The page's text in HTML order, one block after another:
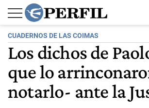
CUADERNOS DE LAS COIMAS
Los dichos de
que lo
notarlo- ante la